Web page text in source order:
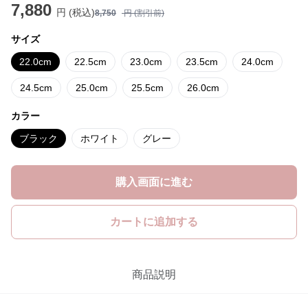
7,880 円 (税込)8,750 円 (割引前)
サイズ
22.0cm 22.5cm 23.0cm 23.5cm 24.0cm
24.5cm 25.0cm 25.5cm 26.0cm
カラー
ブラック ホワイト グレー
購入画面に進む
カートに追加する
商品説明